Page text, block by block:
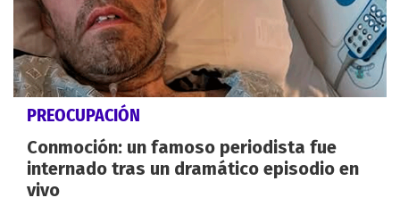
PREOCUPACIÓN
Conmoción: un famoso periodista fue
internado tras un dramático episodio en
vivo